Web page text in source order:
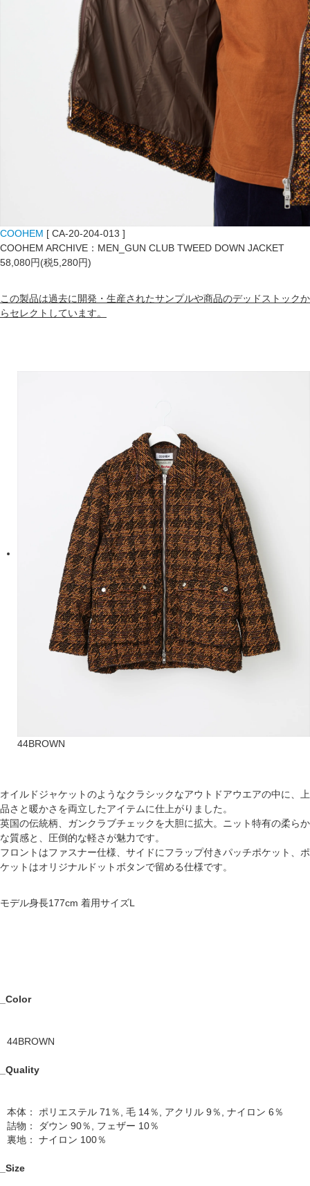
COOHEM [ CA-20-204-013 ]
COOHEM ARCHIVE：MEN_GUN CLUB TWEED DOWN JACKET
58,080円(税5,280円)
この製品は過去に開発・生産されたサンプルや商品のデッドストックか
らセレクトしています。
44BROWN
オイルドジャケットのようなクラシックなアウトドアウエアの中に、上
品さと暖かさを両立したアイテムに仕上がりました。
英国の伝統柄、ガンクラブチェックを大胆に拡大。ニット特有の柔らか
な質感と、圧倒的な軽さが魅力です。
フロントはファスナー仕様、サイドにフラップ付きパッチポケット、ポ
ケットはオリジナルドットボタンで留める仕様です。
モデル身長177cm 着用サイズL
_Color
44BROWN
_Quality
本体： ポリエステル 71％, 毛 14％, アクリル 9％, ナイロン 6％
詰物： ダウン 90％, フェザー 10％
裏地： ナイロン 100％
_Size